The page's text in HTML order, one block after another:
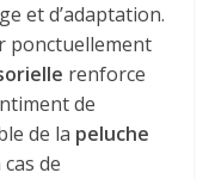
et d’adaptation.
ponctuellement
renforce
de
de la peluche
de